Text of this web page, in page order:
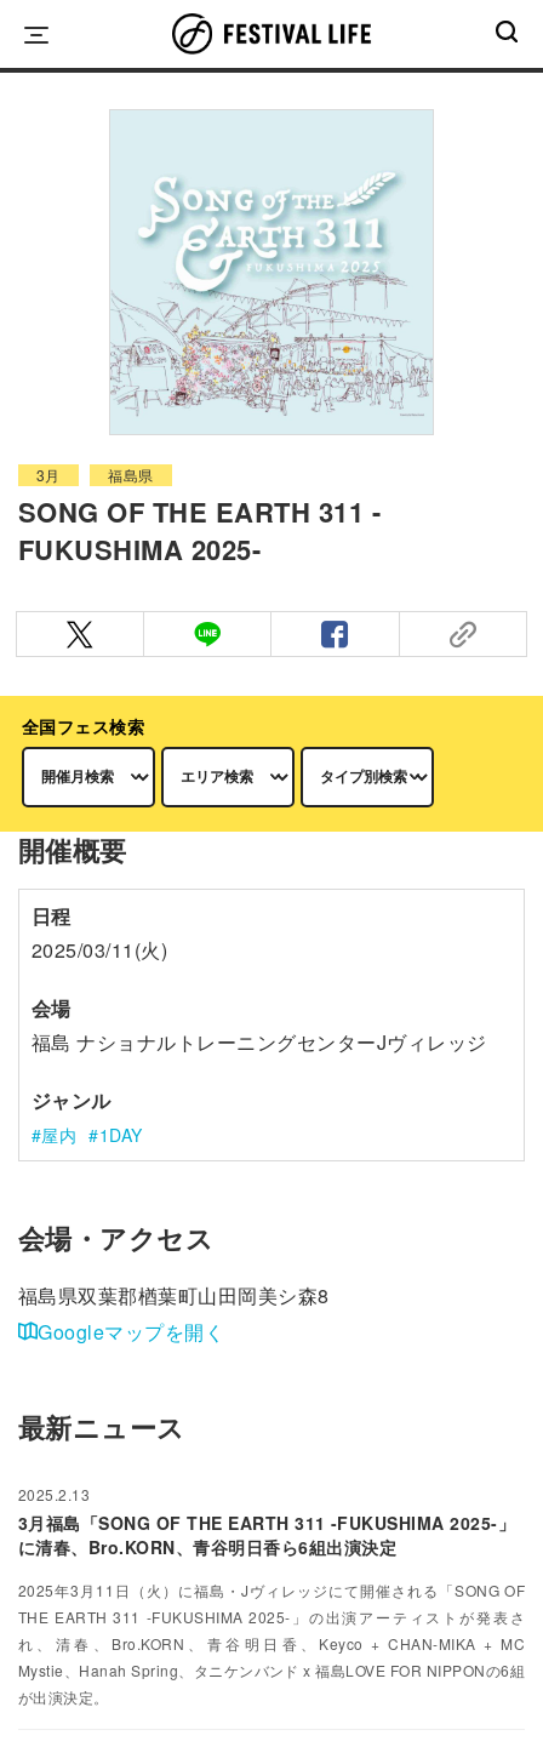
content
3月 福島県
SONG OF THE EARTH 311 -
FUKUSHIMA 2025-
全国フェス検索
開催概要
日程
2025/03/11(火)
会場
福島 ナショナルトレーニングセンターJヴィレッジ
ジャンル
屋内 1DAY
会場・アクセス
福島県双葉郡楢葉町山田岡美シ森8
Googleマップを開く
最新ニュース
2025.2.13
3月福島「SONG OF THE EARTH 311 -FUKUSHIMA 2025-」
に清春、Bro.KORN、青谷明日香ら6組出演決定
2025年3月11日（火）に福島・Jヴィレッジにて開催される「SONG OF
THE EARTH 311 -FUKUSHIMA 2025-」の出演アーティストが発表さ
れ、清春、Bro.KORN、青谷明日香、Keyco + CHAN-MIKA + MC
Mystie、Hanah Spring、タニケンバンド x 福島LOVE FOR NIPPONの6組
が出演決定。